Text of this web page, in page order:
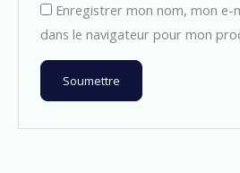
Enregistrer mon nom, mon e-
dans le navigateur pour mon